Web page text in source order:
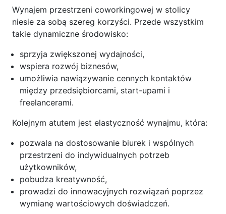
Wynajem przestrzeni coworkingowej w stolicy
niesie za sobą szereg korzyści. Przede wszystkim
takie dynamiczne środowisko:
sprzyja zwiększonej wydajności,
wspiera rozwój biznesów,
umożliwia nawiązywanie cennych kontaktów
między przedsiębiorcami, start-upami i
freelancerami.
Kolejnym atutem jest elastyczność wynajmu, która:
pozwala na dostosowanie biurek i wspólnych
przestrzeni do indywidualnych potrzeb
użytkowników,
pobudza kreatywność,
prowadzi do innowacyjnych rozwiązań poprzez
wymianę wartościowych doświadczeń.